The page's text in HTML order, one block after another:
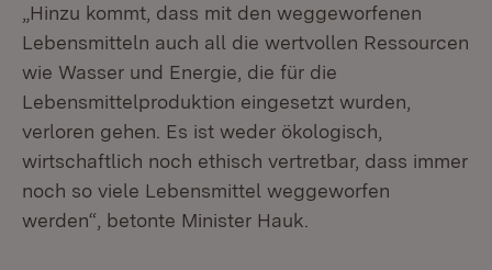
„Hinzu kommt, dass mit den weggeworfenen
Lebensmitteln auch all die wertvollen Ressourcen
wie Wasser und Energie, die für die
Lebensmittelproduktion eingesetzt wurden,
verloren gehen. Es ist weder ökologisch,
wirtschaftlich noch ethisch vertretbar, dass immer
noch so viele Lebensmittel weggeworfen
werden“, betonte Minister Hauk.